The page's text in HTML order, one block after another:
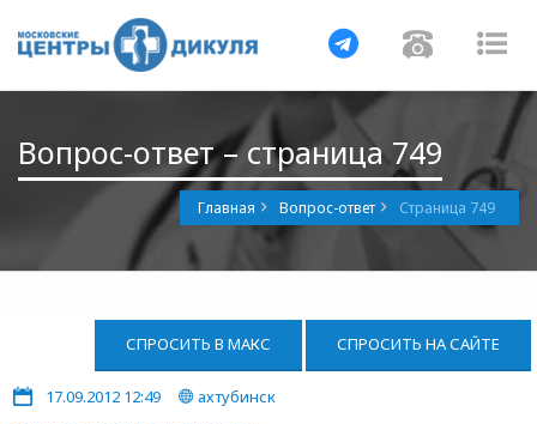
Навигация
Вопрос-ответ – страница 749
Главная Вопрос-ответ Страница 749
СПРОСИТЬ В МАКС СПРОСИТЬ НА САЙТЕ
17.09.2012 12:49
ахтубинск